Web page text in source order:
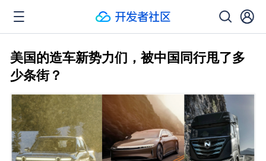
美国的造车新势力们，被中国同行甩了多
少条街？